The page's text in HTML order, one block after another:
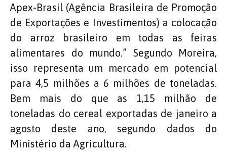
Apex-Brasil (Agência Brasileira de Promoção
de Exportações e Investimentos) a colocação
do arroz brasileiro em todas as feiras
alimentares do mundo.” Segundo Moreira,
isso representa um mercado em potencial
para 4,5 milhões a 6 milhões de toneladas.
Bem mais do que as 1,15 milhão de
toneladas do cereal exportadas de janeiro a
agosto deste ano, segundo dados do
Ministério da Agricultura.